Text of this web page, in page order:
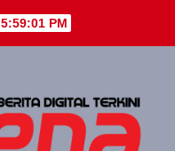
5:59:02 PM